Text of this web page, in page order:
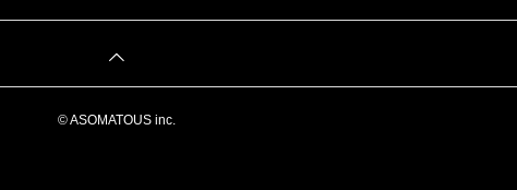
© ASOMATOUS inc.